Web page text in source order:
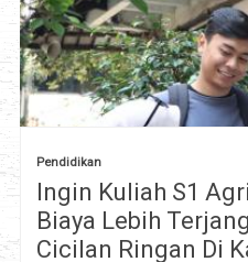
Pendidikan
Ingin Kuliah S1
Biaya Lebih
Cicilan Ringan Di